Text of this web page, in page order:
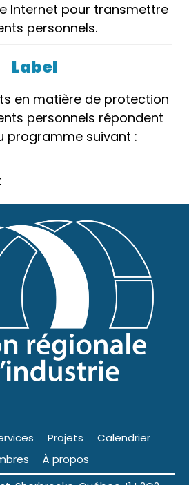
Internet pour transmettre
personnels.
Label
en matière de protection
personnels répondent
programme suivant :
Projets
Calendrier
À propos